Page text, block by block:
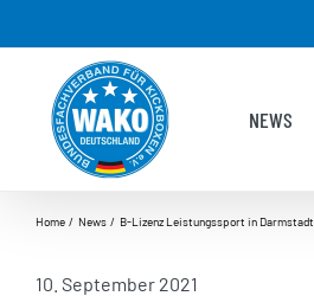
springen
NEWS
Home News B-Lizenz Leistungssport in Darmstadt
10. September 2021